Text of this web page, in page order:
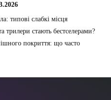
типові слабкі місця
трилери стають бестселерами?
покриття: що часто